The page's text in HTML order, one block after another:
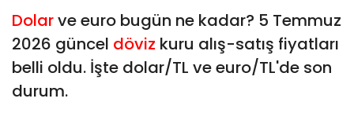
Dolarve euro bugün ne kadar? 5 Temmuz
2026 güncel döviz kuru alış-satış fiyatları
belli oldu. İşte dolar/TL ve euro/TL'de son
durum.